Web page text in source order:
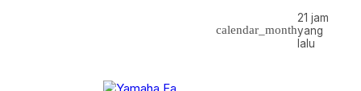
calendar_month
21 jam
yang
lalu